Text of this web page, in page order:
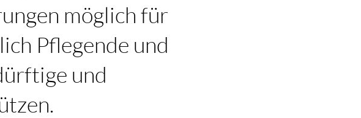
möglich für
Pflegende und
und